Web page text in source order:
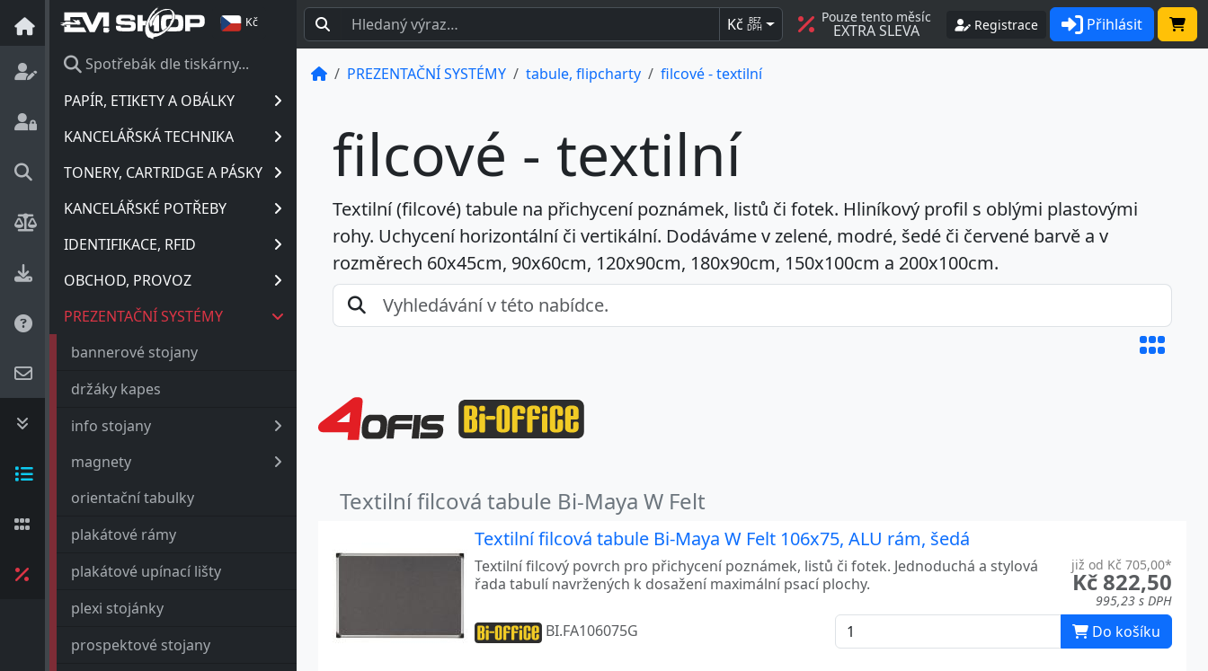
Kč
Spotřebák dle tiskárny...
PAPÍR, ETIKETY A OBÁLKY
KANCELÁŘSKÁ TECHNIKA
TONERY, CARTRIDGE A PÁSKY
KANCELÁŘSKÉ POTŘEBY
IDENTIFIKACE, RFID
OBCHOD, PROVOZ
PREZENTAČNÍ SYSTÉMY
bannerové stojany
držáky kapes
info stojany
magnety
orientační tabulky
plakátové rámy
plakátové upínací lišty
plexi stojánky
prospektové stojany
Kč BEZ
DPH
Pouze tento měsíc
EXTRA SLEVA Registrace Přihlásit
PREZENTAČNÍ SYSTÉMY tabule, flipcharty filcové - textilní
filcové - textilní
Textilní (filcové) tabule na přichycení poznámek, listů či fotek. Hliníkový profil s oblými plastovými
rohy. Uchycení horizontální či vertikální. Dodáváme v zelené, modré, šedé či červené barvě a v
rozměrech 60x45cm, 90x60cm, 120x90cm, 180x90cm, 150x100cm a 200x100cm.
Textilní filcová tabule Bi-Maya W Felt
Textilní filcová tabule Bi-Maya W Felt 106x75, ALU rám, šedá
již od Kč 705,00*
Kč 822,50
995,23 s DPH
Textilní filcový povrch pro přichycení poznámek, listů či fotek. Jednoduchá a stylová
řada tabulí navržených k dosažení maximální psací plochy.
BI.FA106075G Do košíku